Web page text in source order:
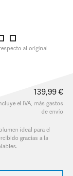
al original
139,99 €
el IVA, más gastos
de envío
ideal para el
gracias a la